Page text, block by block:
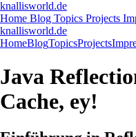
knallisworld.de
Home Blog Topics Projects
knallisworld.de
HomeBlogTopicsProjects
Java
Cache, ey!